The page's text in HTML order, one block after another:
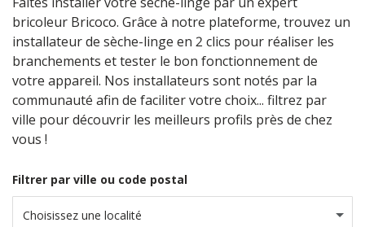
bricoleur Bricoco. Grâce à notre plateforme, trouvez un
installateur de sèche-linge en 2 clics pour réaliser les
branchements et tester le bon fonctionnement de
votre appareil. Nos installateurs sont notés par la
communauté afin de faciliter votre choix... filtrez par
ville pour découvrir les meilleurs profils près de chez
vous !
Filtrer par ville ou code postal
Choisissez une localité